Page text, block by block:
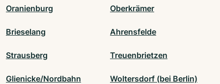
Oranienburg Oberkrämer
Brieselang Ahrensfelde
Strausberg Treuenbrietzen
Glienicke/Nordbahn Woltersdorf (bei Berlin)